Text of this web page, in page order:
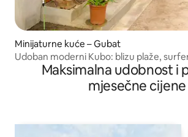
Minijaturne kuće – Gubat
Udoban moderni Kubo: blizu plaže,
Maksimalna udobnost i
mjesečne cijene